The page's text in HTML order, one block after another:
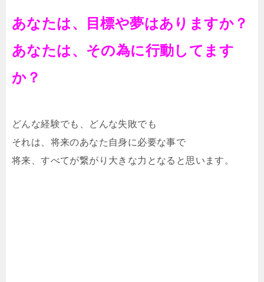
あなたは、目標や夢はありますか？
あなたは、その為に行動してます
か？
どんな経験でも、どんな失敗でも
それは、将来のあなた自身に必要な事で
将来、すべてが繋がり大きな力となると思います。